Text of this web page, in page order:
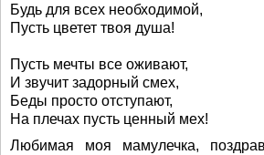
Будь для всех необходимой,
Пусть цветет твоя душа!
Пусть мечты все оживают,
И звучит задорный смех,
Беды просто отступают,
На плечах пусть ценный мех!
Любимая моя мамулечка,